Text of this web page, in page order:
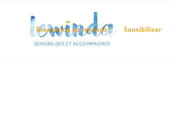
Bienvenue au Lewinda ! Sensibiliser